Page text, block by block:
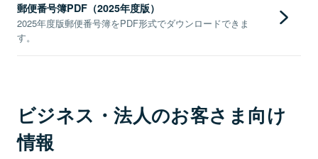
郵便番号簿PDF（2025年度版）
2025年度版郵便番号簿をPDF形式でダウンロードできま
す。
ビジネス・法人のお客さま向け
情報